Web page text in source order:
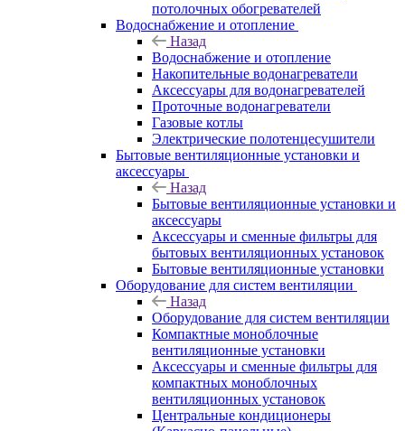
потолочных обогревателей
Водоснабжение и отопление
Назад
Водоснабжение и отопление
Накопительные водонагреватели
Аксессуары для водонагревателей
Проточные водонагреватели
Газовые котлы
Электрические полотенцесушители
Бытовые вентиляционные установки и
аксессуары
Назад
Бытовые вентиляционные установки и
аксессуары
Аксессуары и сменные фильтры для
бытовых вентиляционных установок
Бытовые вентиляционные установки
Оборудование для систем вентиляции
Назад
Оборудование для систем вентиляции
Компактные моноблочные
вентиляционные установки
Аксессуары и сменные фильтры для
компактных моноблочных
вентиляционных установок
Центральные кондиционеры